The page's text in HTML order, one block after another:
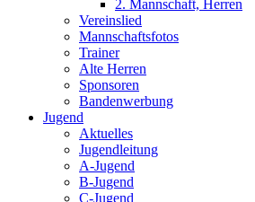
2. Mannschaft, Herren
Vereinslied
Mannschaftsfotos
Trainer
Alte Herren
Sponsoren
Bandenwerbung
Jugend
Aktuelles
Jugendleitung
A-Jugend
B-Jugend
C-Jugend